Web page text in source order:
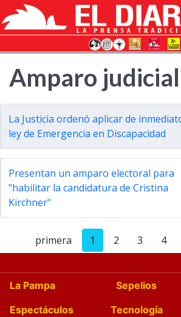
Amparo judicial
La Justicia ordenó aplicar de
ley de Emergencia en Discapacidad
Presentan un amparo electoral para
"habilitar la candidatura de Cristina
Kirchner"
primera 1 2 3 4
La Pampa Sepelios
Espectáculos
Tecnología